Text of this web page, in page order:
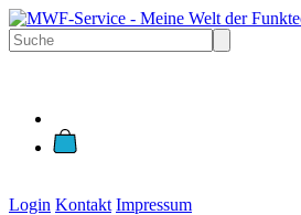
Login Kontakt Impressum